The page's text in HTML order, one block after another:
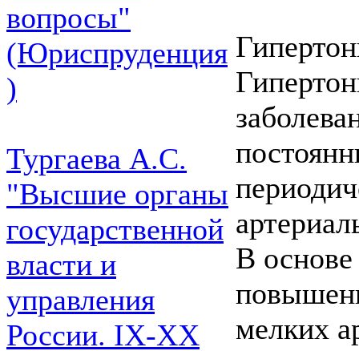
вопросы"
(Юриспруденция
)
Тургаева А.С.
"Высшие органы
государственной
власти и
управления
России. IХ-ХХ
В основе
мелких